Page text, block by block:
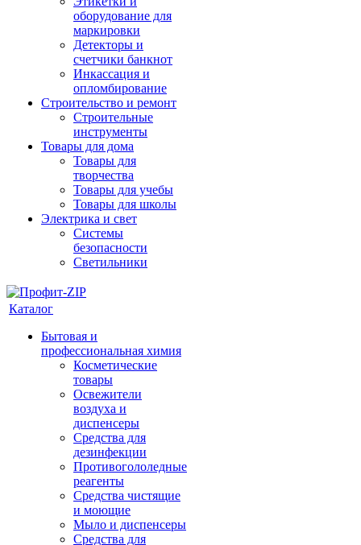
оборудование для
маркировки
Детекторы и
счетчики банкнот
Инкассация и
опломбирование
Строительство и ремонт
Строительные
инструменты
Товары для дома
Товары для
творчества
Товары для учебы
Товары для школы
Электрика и свет
Системы
безопасности
Светильники
Каталог
Бытовая и
профессиональная химия
Косметические
товары
Освежители
воздуха и
диспенсеры
Средства для
дезинфекции
Противогололедные
реагенты
Средства чистящие
и моющие
Мыло и диспенсеры
Средства для